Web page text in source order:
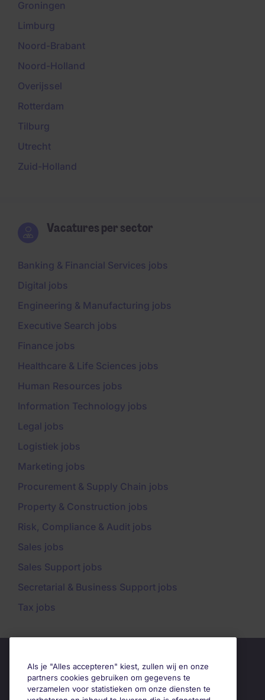
Groningen
Limburg
Noord-Brabant
Noord-Holland
Overijssel
Rotterdam
Tilburg
Utrecht
Zuid-Holland
Vacatures per sector
Banking & Financial Services jobs
Digital jobs
Engineering & Manufacturing jobs
Executive Search jobs
Finance jobs
Healthcare & Life Sciences jobs
Human Resources jobs
Information Technology jobs
Legal jobs
Logistiek jobs
Marketing jobs
Procurement & Supply Chain jobs
Property & Construction jobs
Risk, Compliance & Audit jobs
Sales jobs
Sales Support jobs
Secretarial & Business Support jobs
Tax jobs
Als je "Alles accepteren" kiest, zullen wij en onze
partners cookies gebruiken om gegevens te
verzamelen voor statistieken om onze diensten te